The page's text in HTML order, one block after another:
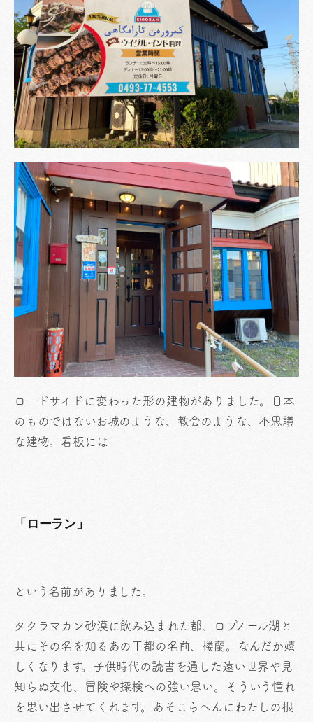
ロードサイドに変わった形の建物がありました。日本
のものではないお城のような、教会のような、不思議
な建物。看板には
「ローラン」
という名前がありました。
タクラマカン砂漠に飲み込まれた都、ロプノール湖と
共にその名を知るあの王都の名前、楼蘭。なんだか嬉
しくなります。子供時代の読書を通した遠い世界や見
知らぬ文化、冒険や探検への強い思い。そういう憧れ
を思い出させてくれます。あそこらへんにわたしの根